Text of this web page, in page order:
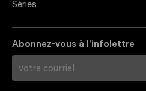
Séries
Abonnez-vous à l’infolettre